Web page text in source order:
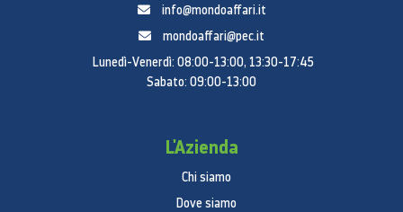
info@mondoaffari.it
mondoaffari@pec.it
Lunedì-Venerdì: 08:00-13:00, 13:30-17:45
Sabato: 09:00-13:00
L'Azienda
Chi siamo
Dove siamo